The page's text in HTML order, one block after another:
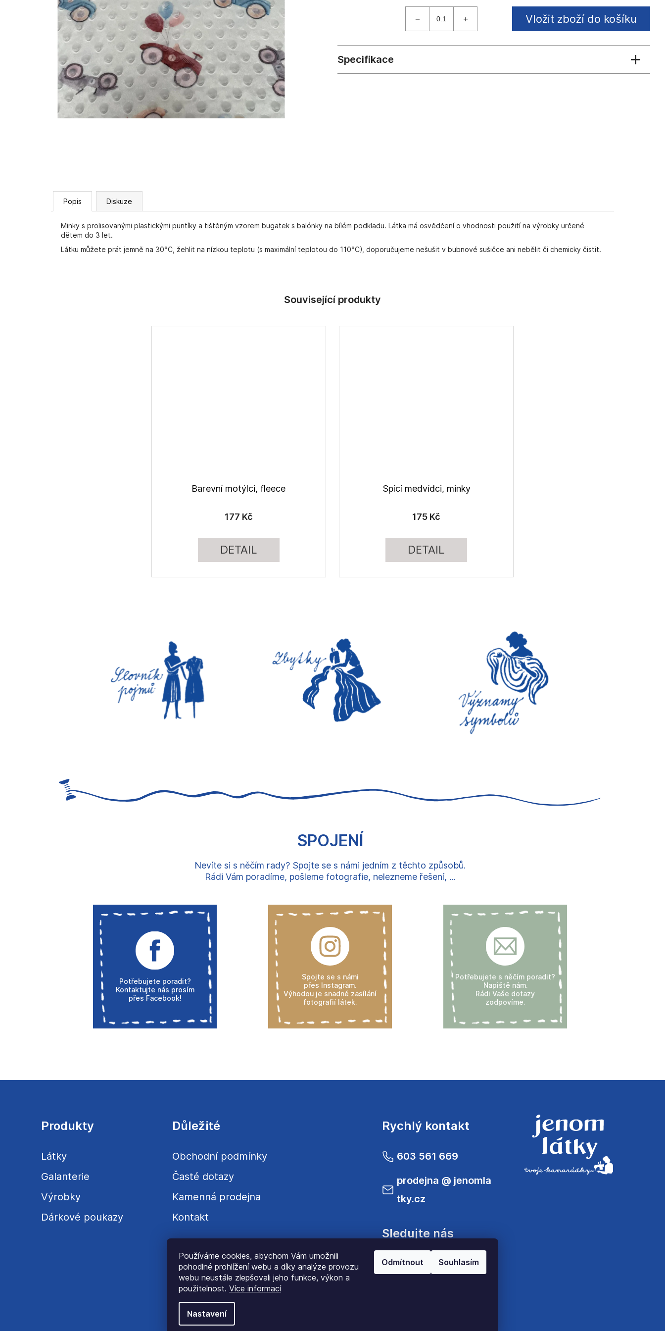
Používáme cookies, abychom Vám umožnili
pohodlné prohlížení webu a díky analýze provozu
webu neustále zlepšovali jeho funkce, výkon a
použitelnost. Více informací
Nastavení
Odmítnout Souhlasím
Vložit zboží do košíku
Popis Diskuze
Minky s prolisovanými plastickými puntíky a tištěným vzorem bugatek s balónky na bílém podkladu. Látka má osvědčení o vhodnosti použití na výrobky určené
dětem do 3 let.
Látku můžete prát jemně na 30°C, žehlit na nízkou teplotu (s maximální teplotou do 110°C), doporučujeme nešušit v bubnové sušičce ani nebělit či chemicky čistit.
Barevní motýlci, fleece
177 Kč
DETAIL
Spící medvídci, minky
175 Kč
DETAIL
SPOJENÍ
Nevíte si s něčím rady? Spojte se s námi jedním z těchto způsobů.
Rádi Vám poradíme, pošleme fotografie, nelezneme řešení, ...
Potřebujete poradit?
Kontaktujte nás prosím
přes Facebook!
Spojte se s námi
přes Instagram.
Výhodou je snadné zasílání
fotografií látek.
Potřebujete s něčím poradit?
Napiště nám.
Rádi Vaše dotazy
zodpovíme.
Produkty
Látky
Galanterie
Výrobky
Dárkové poukazy
Důležité
Obchodní podmínky
Časté dotazy
Kamenná prodejna
Kontakt
Rychlý kontakt
603 561 669
prodejna @ jenomla
tky.cz
Sledujte nás
© Copyright 2022